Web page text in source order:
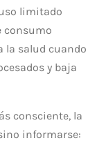
limitado
consumo
la salud cuando
y baja
consciente, la
informarse: